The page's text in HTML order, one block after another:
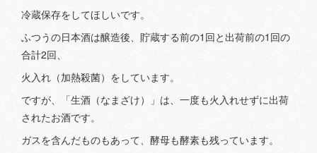
冷蔵保存をしてほしいです。
ふつうの日本酒は醸造後、貯蔵する前の1回と出荷前の1回の
合計2回、
火入れ（加熱殺菌）をしています。
ですが、「生酒（なまざけ）」は、一度も火入れせずに出荷
されたお酒です。
ガスを含んだものもあって、酵母も酵素も残っています。